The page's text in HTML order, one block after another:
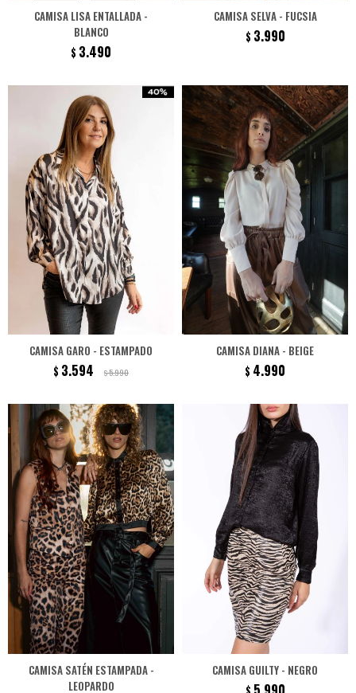
CAMISA LISA ENTALLADA -
BLANCO
$ 3.490
CAMISA SELVA - FUCSIA
$ 3.990
CAMISA GARO - ESTAMPADO
$ 3.594 $5.990
CAMISA DIANA - BEIGE
$ 4.990
CAMISA SATÉN ESTAMPADA -
LEOPARDO
CAMISA GUILTY - NEGRO